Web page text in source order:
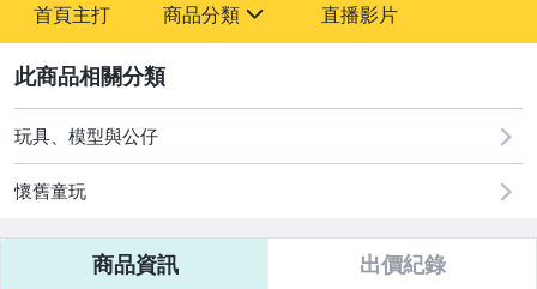
首頁主打 商品分類
圖書/影音/文具
成人專區
偶像、球員卡與郵幣
直播影片
玩具、模型與公仔
懷舊童玩
商品資訊 出價紀錄